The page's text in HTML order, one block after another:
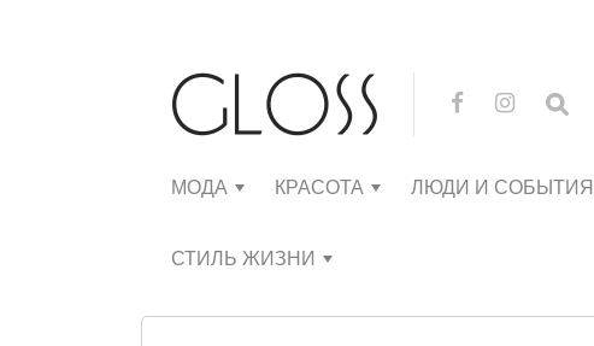
МОДА КРАСОТА ЛЮДИ И СОБЫТИЯ
СТИЛЬ ЖИЗНИ